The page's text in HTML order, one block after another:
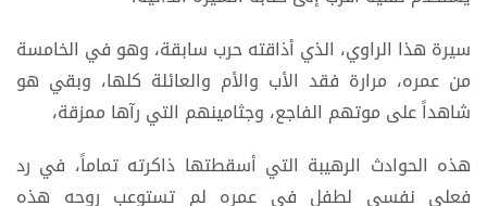
سيرة هذا الراوي، الذي أذاقته حرب سابقة، وهو في الخامسة
من عمره، مرارة فقد الأب والأم والعائلة كلها، وبقي هو
شاهداً على موتهم الفاجع، وجثامينهم التي رآها ممزقة،
هذه الحوادث الرهيبة التي أسقطتها ذاكرته تماماً، في رد
فعلي نفسي لطفل في عمره لم تستوعب روحه هذه